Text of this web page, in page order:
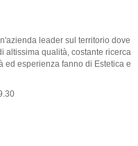
leader sul territorio dove
altissima qualità, costante ricerca
ed esperienza fanno di Estetica e